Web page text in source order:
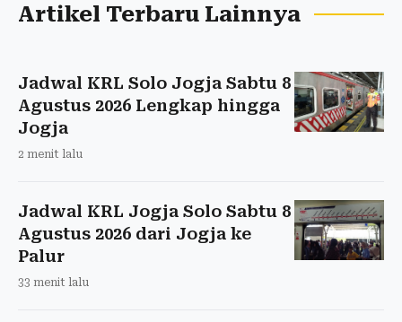
Artikel Terbaru Lainnya
Jadwal KRL Solo Jogja Sabtu 8
Agustus 2026 Lengkap hingga
Jogja
2 menit lalu
Jadwal KRL Jogja Solo Sabtu 8
Agustus 2026 dari Jogja ke
Palur
33 menit lalu